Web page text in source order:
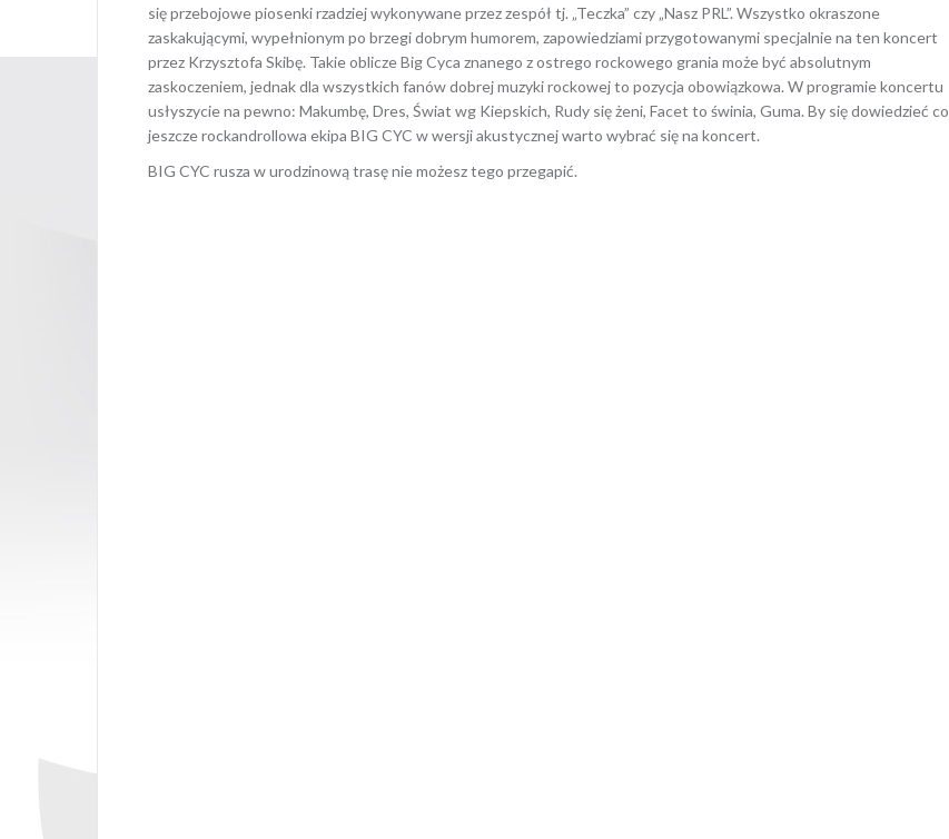
się przebojowe piosenki rzadziej wykonywane przez zespół tj. „Teczka” czy „Nasz PRL”. Wszystko okraszone
zaskakującymi, wypełnionym po brzegi dobrym humorem, zapowiedziami przygotowanymi specjalnie na ten koncert
przez Krzysztofa Skibę. Takie oblicze Big Cyca znanego z ostrego rockowego grania może być absolutnym
zaskoczeniem, jednak dla wszystkich fanów dobrej muzyki rockowej to pozycja obowiązkowa. W programie koncertu
usłyszycie na pewno: Makumbę, Dres, Świat wg Kiepskich, Rudy się żeni, Facet to świnia, Guma. By się dowiedzieć co
jeszcze rockandrollowa ekipa BIG CYC w wersji akustycznej warto wybrać się na koncert.
BIG CYC rusza w urodzinową trasę nie możesz tego przegapić.